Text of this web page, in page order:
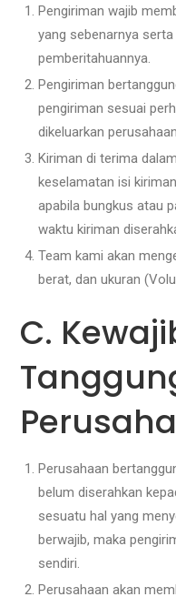
Pengiriman wajib
yang sebenarnya
pemberitahuannya.
Pengiriman
pengiriman sesuai
dikeluarkan perusahaan.
Kiriman di terima
keselamatan isi
apabila bungkus atau
waktu kiriman
Team kami akan
berat, dan ukuran
C.
Perusahaan
belum diserahkan
sesuatu hal yang
berwajib, maka
sendiri.
Perusahaan akan